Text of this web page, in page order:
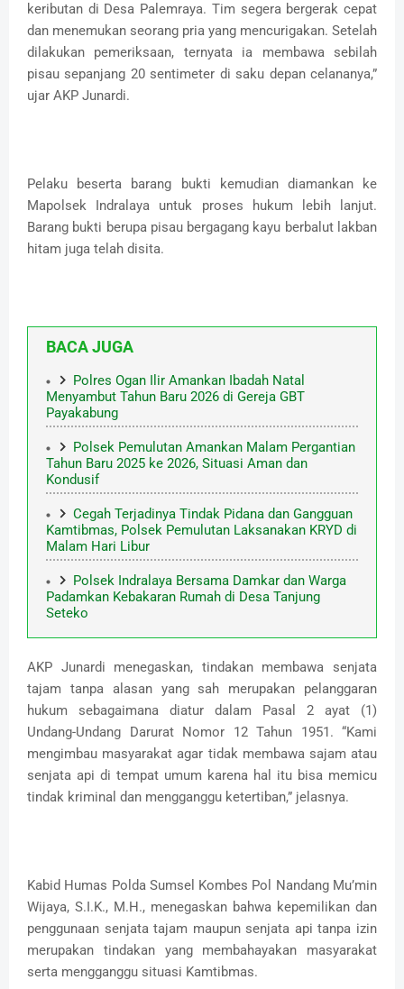
keributan di Desa Palemraya. Tim segera bergerak cepat
dan menemukan seorang pria yang mencurigakan. Setelah
dilakukan pemeriksaan, ternyata ia membawa sebilah
pisau sepanjang 20 sentimeter di saku depan celananya,”
ujar AKP Junardi.
Pelaku beserta barang bukti kemudian diamankan ke
Mapolsek Indralaya untuk proses hukum lebih lanjut.
Barang bukti berupa pisau bergagang kayu berbalut lakban
hitam juga telah disita.
BACA JUGA
Polres Ogan Ilir Amankan Ibadah Natal
Menyambut Tahun Baru 2026 di Gereja GBT
Payakabung
Polsek Pemulutan Amankan Malam Pergantian
Tahun Baru 2025 ke 2026, Situasi Aman dan
Kondusif
Cegah Terjadinya Tindak Pidana dan Gangguan
Kamtibmas, Polsek Pemulutan Laksanakan KRYD di
Malam Hari Libur
Polsek Indralaya Bersama Damkar dan Warga
Padamkan Kebakaran Rumah di Desa Tanjung
Seteko
AKP Junardi menegaskan, tindakan membawa senjata
tajam tanpa alasan yang sah merupakan pelanggaran
hukum sebagaimana diatur dalam Pasal 2 ayat (1)
Undang-Undang Darurat Nomor 12 Tahun 1951. “Kami
mengimbau masyarakat agar tidak membawa sajam atau
senjata api di tempat umum karena hal itu bisa memicu
tindak kriminal dan mengganggu ketertiban,” jelasnya.
Kabid Humas Polda Sumsel Kombes Pol Nandang Mu’min
Wijaya, S.I.K., M.H., menegaskan bahwa kepemilikan dan
penggunaan senjata tajam maupun senjata api tanpa izin
merupakan tindakan yang membahayakan masyarakat
serta mengganggu situasi Kamtibmas.